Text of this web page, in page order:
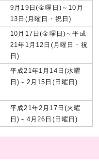
9月19日(金曜日)～10月
13日(月曜日・祝日)
10月17日(金曜日)～平成
21年1月12日(月曜日・祝
日)
平成21年1月14日(水曜
日)～2月15日(日曜日)
平成21年2月17日(火曜
日)～4月26日(日曜日)